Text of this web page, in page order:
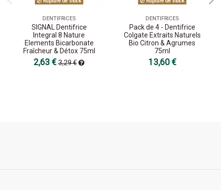
DENTIFRICES
SIGNAL Dentifrice
Integral 8 Nature
Elements Bicarbonate
Fraîcheur & Détox 75ml
2,63 €3,29 €
DENTIFRICES
Pack de 4 - Dentifrice
Colgate Extraits Naturels
Bio Citron & Agrumes
75ml
13,60 €